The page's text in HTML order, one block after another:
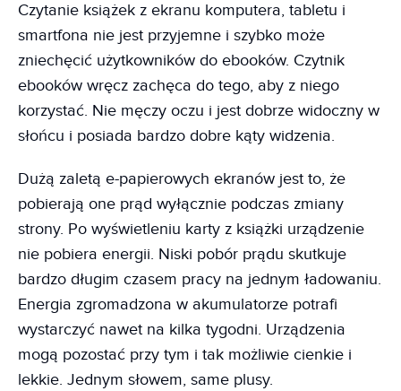
Czytanie książek z ekranu komputera, tabletu i
smartfona nie jest przyjemne i szybko może
zniechęcić użytkowników do ebooków. Czytnik
ebooków wręcz zachęca do tego, aby z niego
korzystać. Nie męczy oczu i jest dobrze widoczny w
słońcu i posiada bardzo dobre kąty widzenia.
Dużą zaletą e-papierowych ekranów jest to, że
pobierają one prąd wyłącznie podczas zmiany
strony. Po wyświetleniu karty z książki urządzenie
nie pobiera energii. Niski pobór prądu skutkuje
bardzo długim czasem pracy na jednym ładowaniu.
Energia zgromadzona w akumulatorze potrafi
wystarczyć nawet na kilka tygodni. Urządzenia
mogą pozostać przy tym i tak możliwie cienkie i
lekkie. Jednym słowem, same plusy.